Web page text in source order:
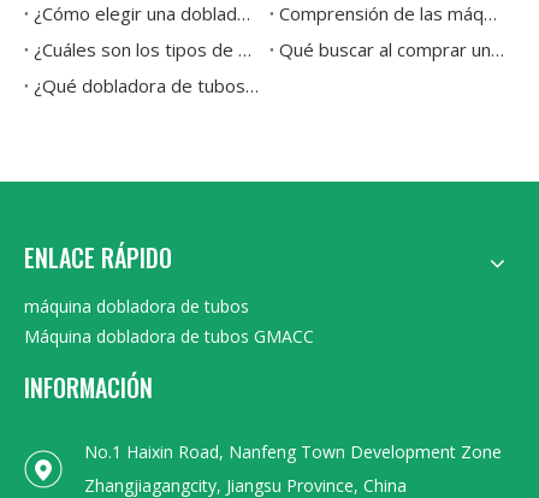
¿Cómo elegir una dobladora de tubos hidráulica?
Comprensión de las máquinas dobladoras de tubos: tipos y aplicaciones explicados
¿Cuáles son los tipos de máquinas dobladoras de tubos disponibles en la actualidad?
Qué buscar al comprar una máquina dobladora de tubos
¿Qué dobladora de tubos es mejor para doblar con precisión tuberías de acero inoxidable y cobre?
ENLACE RÁPIDO
máquina dobladora de tubos
Máquina dobladora de tubos GMACC
INFORMACIÓN
No.1 Haixin Road, Nanfeng Town Development Zone
Zhangjiagangcity, Jiangsu Province, China